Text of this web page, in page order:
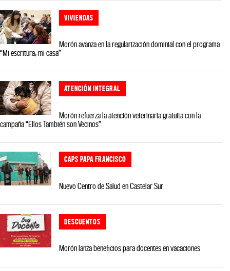
VIVIENDAS
Morón avanza en la regularización dominial con el programa
“Mi escritura, mi casa”
ATENCIÓN INTEGRAL
Morón refuerza la atención veterinaria gratuita con la
campaña “Ellos También son Vecinos”
CAPS PAPA FRANCISCO
Nuevo Centro de Salud en Castelar Sur
DESCUENTOS
Morón lanza beneficios para docentes en vacaciones